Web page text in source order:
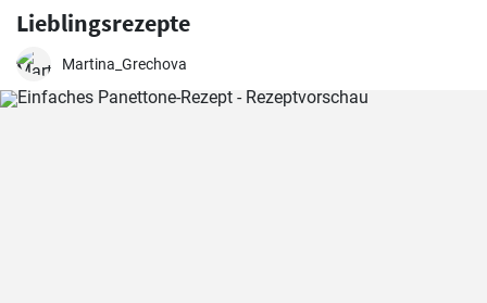
Lieblingsrezepte
Martina_Grechova